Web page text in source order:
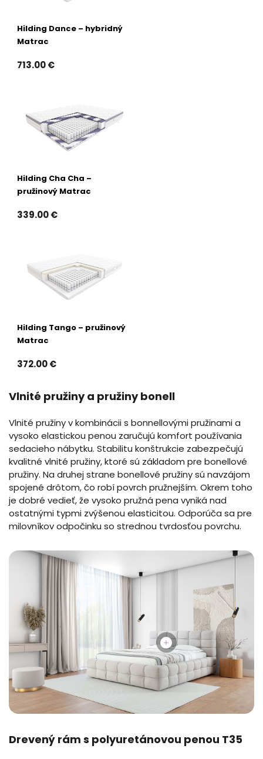
Hilding Dance – hybridný
Matrac
713.00 €
Hilding Cha Cha –
pružinový Matrac
339.00 €
Hilding Tango – pružinový
Matrac
372.00 €
Vlnité pružiny a pružiny bonell
Vlnité pružiny v kombinácii s bonnellovými pružinami a
vysoko elastickou penou zaručujú komfort používania
sedacieho nábytku. Stabilitu konštrukcie zabezpečujú
kvalitné vlnité pružiny, ktoré sú základom pre bonellové
pružiny. Na druhej strane bonellové pružiny sú navzájom
spojené drôtom, čo robí povrch pružnejším. Okrem toho
je dobré vedieť, že vysoko pružná pena vyniká nad
ostatnými typmi zvýšenou elasticitou. Odporúča sa pre
milovníkov odpočinku so strednou tvrdosťou povrchu.
Drevený rám s polyuretánovou penou T35